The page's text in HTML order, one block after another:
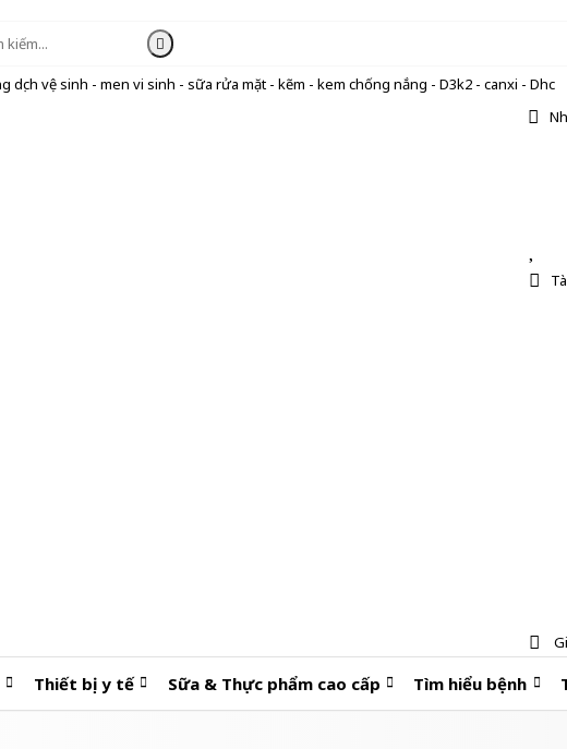
dịch vệ sinh - men vi sinh - sữa rửa mặt - kẽm - kem chống nắng - D3k2 - canxi - Dhc
Thiết bị y tế Sữa & Thực phẩm cao cấp Tìm hiểu bệnh